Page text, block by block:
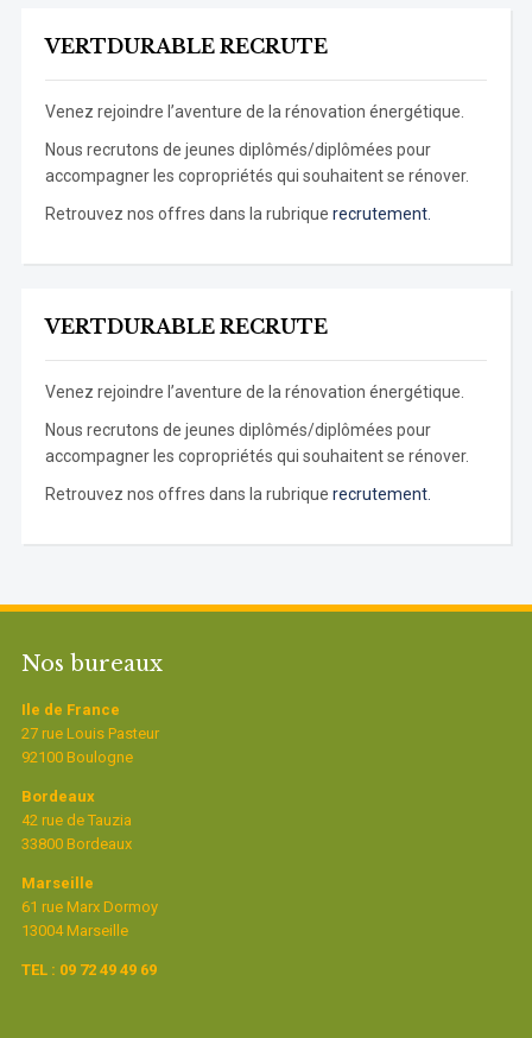
VERTDURABLE RECRUTE
Venez rejoindre l’aventure de la rénovation énergétique.
Nous recrutons de jeunes diplômés/diplômées pour
accompagner les copropriétés qui souhaitent se rénover.
Retrouvez nos offres dans la rubrique recrutement.
VERTDURABLE RECRUTE
Venez rejoindre l’aventure de la rénovation énergétique.
Nous recrutons de jeunes diplômés/diplômées pour
accompagner les copropriétés qui souhaitent se rénover.
Retrouvez nos offres dans la rubrique recrutement.
Nos bureaux
Ile de France
27 rue Louis Pasteur
92100 Boulogne
Bordeaux
42 rue de Tauzia
33800 Bordeaux
Marseille
61 rue Marx Dormoy
13004 Marseille
TEL : 09 72 49 49 69